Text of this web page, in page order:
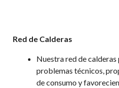
Red de Calderas
Nuestra red de
problemas técnicos,
de consumo y